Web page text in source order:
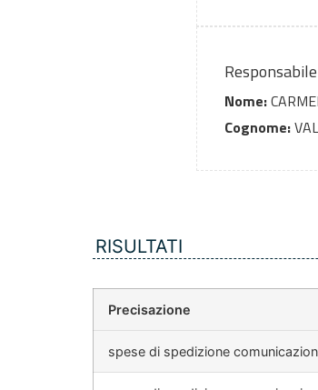
Nome:
Cognome:
RISULTATI
Precisazione
spese di spedizione